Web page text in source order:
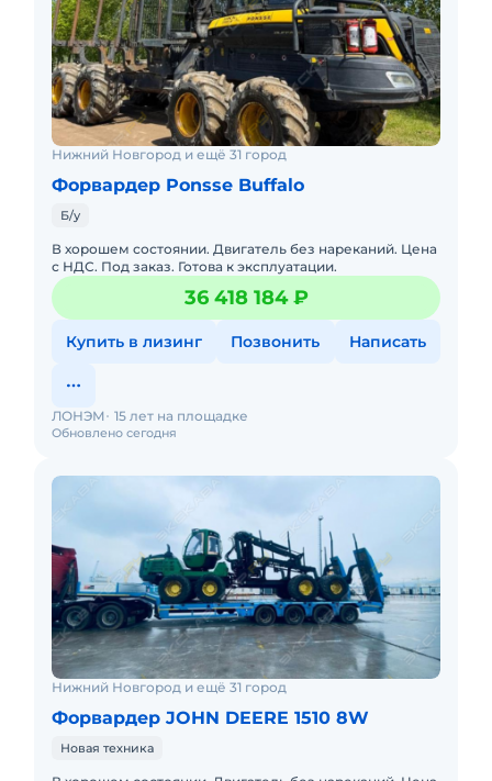
Нижний Новгород и ещё 31 город
Форвардер Ponsse Buffalo
Б/у
В хорошем состоянии. Двигатель без нареканий. Цена
с НДС. Под заказ. Готова к эксплуатации.
36 418 184 ₽
Купить в лизинг Позвонить Написать
Обновлено сегодня
ЛОНЭМ 15 лет на площадке
Нижний Новгород и ещё 31 город
Форвардер JOHN DEERE 1510 8W
Новая техника